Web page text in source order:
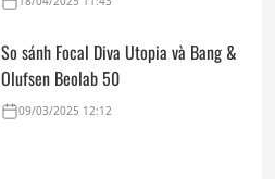
So sánh Focal Diva Utopia và Bang &
Olufsen Beolab 50
09/03/2025 12:12